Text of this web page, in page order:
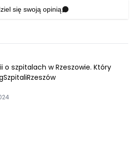
się swoją opinią
o szpitalach w Rzeszowie. Który